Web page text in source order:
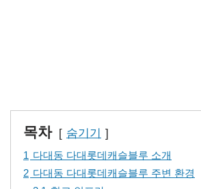
목차 숨기기
1 다대동 다대롯데캐슬블루 소개
2 다대동 다대롯데캐슬블루 주변 환경